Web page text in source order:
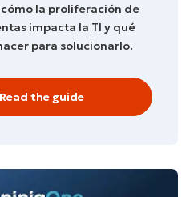
cómo la proliferación de
impacta la TI y qué
para solucionarlo.
Read the guide